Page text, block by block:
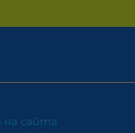
сайта